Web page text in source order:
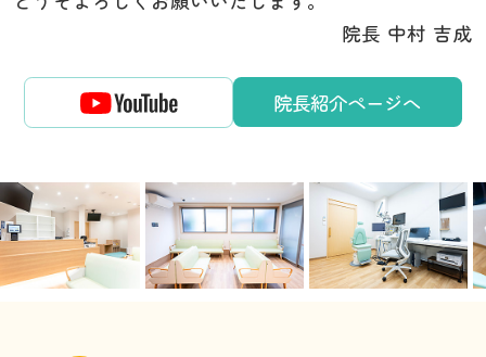
院長 中村 吉成
院長紹介ページへ